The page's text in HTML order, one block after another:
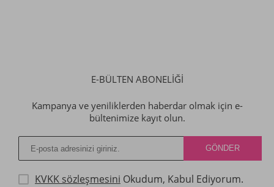
E-BÜLTEN ABONELİĞİ
Kampanya ve yeniliklerden haberdar olmak için e-
bültenimize kayıt olun.
KVKK sözleşmesini Okudum, Kabul Ediyorum.